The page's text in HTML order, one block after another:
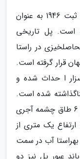
این اثر در تاریخ 16 آذر 1376 با شمارهٔ ثبت 1946 به عنوان
است. پل تاریخی
در راستا
قرار گرفته است.
ا حداث شده و
شده است.
طول پل چالان چولان 6*120 متر است و 6 طاق چشمه آجری
یک متری از
آب در سمت
عبور پل نیز دو